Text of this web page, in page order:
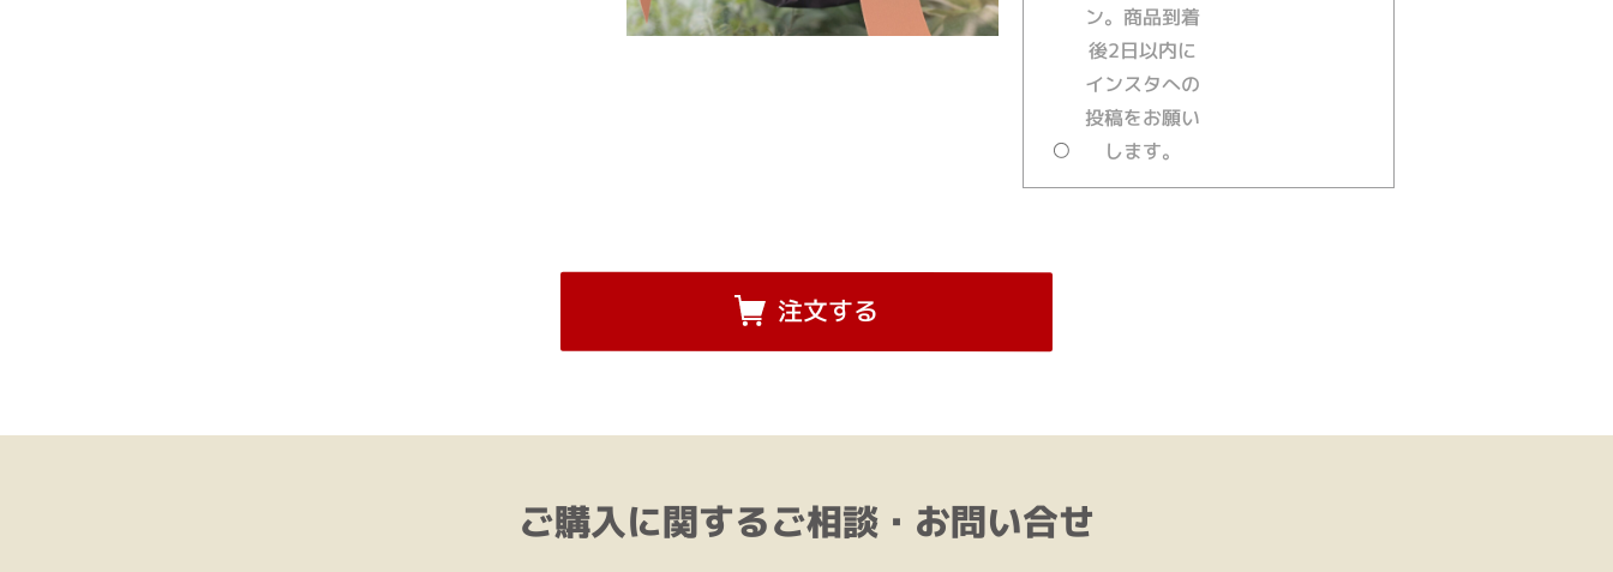
ン。商品到着
後2日以内に
インスタへの
投稿をお願い
します。
注文する
ご購入に関するご相談・お問い合せ